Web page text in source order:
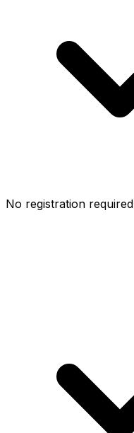
No registration required